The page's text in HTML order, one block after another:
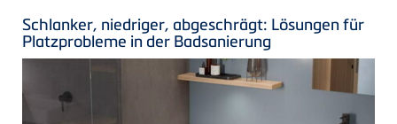
Schlanker, niedriger, abgeschrägt: Lösungen für
Platzprobleme in der Badsanierung